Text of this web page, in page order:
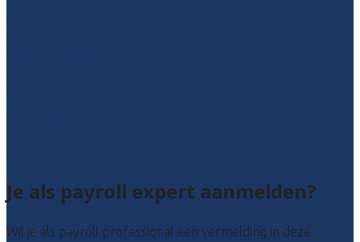
Je als payroll expert aanmelden?
Wil je als payroll professional een vermelding in deze